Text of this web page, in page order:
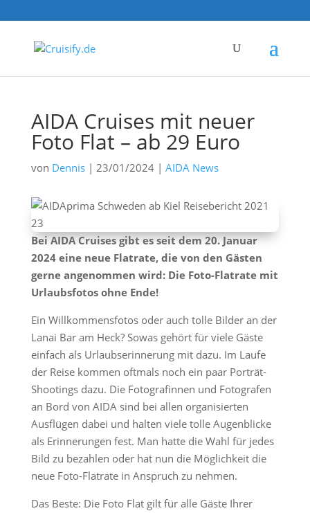
AIDA Cruises mit neuer
Foto Flat – ab 29 Euro
von Dennis| 23/01/2024| AIDA News
Bei AIDA Cruises gibt es seit dem 20. Januar
2024 eine neue Flatrate, die von den Gästen
gerne angenommen wird: Die Foto-Flatrate mit
Urlaubsfotos ohne Ende!
Ein Willkommensfotos oder auch tolle Bilder an der
Lanai Bar am Heck? Sowas gehört für viele Gäste
einfach als Urlaubserinnerung mit dazu. Im Laufe
der Reise kommen oftmals noch ein paar Porträt-
Shootings dazu. Die Fotografinnen und Fotografen
an Bord von AIDA sind bei allen organisierten
Ausflügen dabei und halten viele tolle Augenblicke
als Erinnerungen fest. Man hatte die Wahl für jedes
Bild zu bezahlen oder hat nun die Möglichkeit die
neue Foto-Flatrate in Anspruch zu nehmen.
Das Beste: Die Foto Flat gilt für alle Gäste Ihrer